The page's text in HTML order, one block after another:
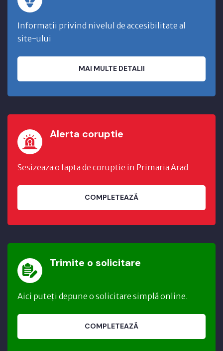
Informatii privind nivelul de accesibilitate al
site-ului
MAI MULTE DETALII
Alerta coruptie
Sesizeaza o fapta de coruptie in Primaria Arad
COMPLETEAZĂ
Trimite o solicitare
Aici puteți depune o solicitare simplă online.
COMPLETEAZĂ